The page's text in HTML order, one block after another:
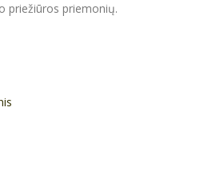
priežiūros priemonių.